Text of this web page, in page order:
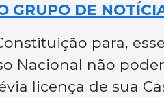
GRUPO DE
para,
Nacional não
licença de sua